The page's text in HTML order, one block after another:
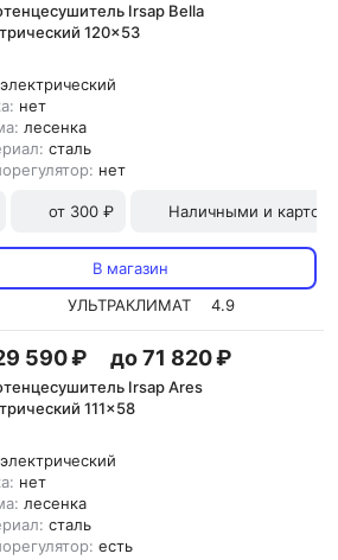
Irsap Bella
120x53
электрический
нет
лесенка
сталь
нет
от 300 ₽ Наличными и картой
В магазин
УЛЬТРАКЛИМАТ
4.9
590 ₽ до 71 820 ₽
Irsap Ares
111x58
электрический
нет
лесенка
сталь
есть